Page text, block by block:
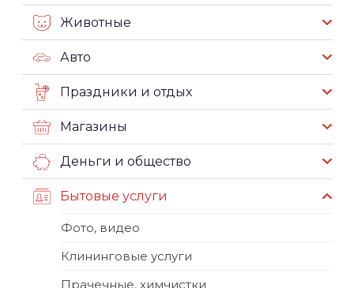
Животные
Авто
Праздники и отдых
Магазины
Деньги и общество
Бытовые услуги
Фото, видео
Клининговые услуги
Прачечные, химчистки